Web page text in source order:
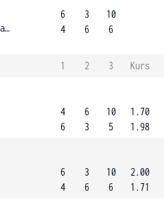
Vega Hernandez
6
4
3
6
10
6
1 2 3
Kurs
4
6
6
3
10
5
1.70
1.98
6
4
3
6
10
6
2.00
1.71